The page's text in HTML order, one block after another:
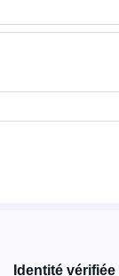
Identité vérifiée